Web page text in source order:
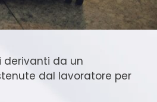
derivanti da un
dal lavoratore per